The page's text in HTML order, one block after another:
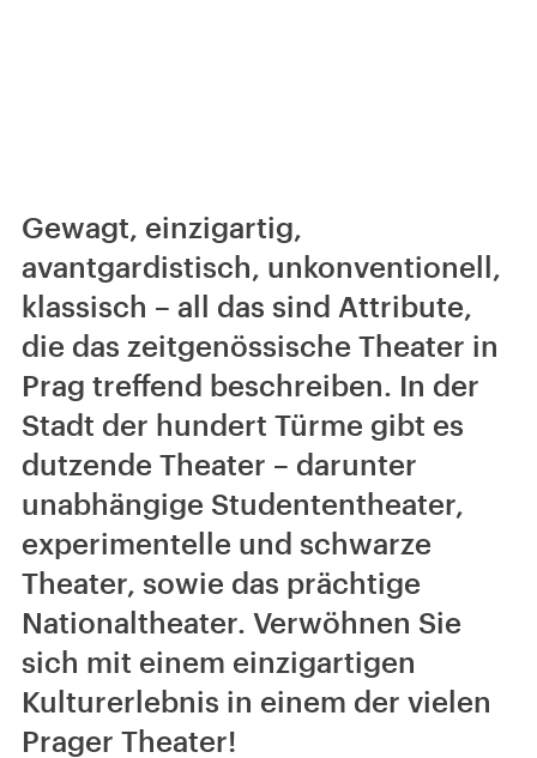
Gewagt, einzigartig,
avantgardistisch, unkonventionell,
klassisch – all das sind Attribute,
die das zeitgenössische Theater in
Prag treffend beschreiben. In der
Stadt der hundert Türme gibt es
dutzende Theater – darunter
unabhängige Studententheater,
experimentelle und schwarze
Theater, sowie das prächtige
Nationaltheater. Verwöhnen Sie
sich mit einem einzigartigen
Kulturerlebnis in einem der vielen
Prager Theater!